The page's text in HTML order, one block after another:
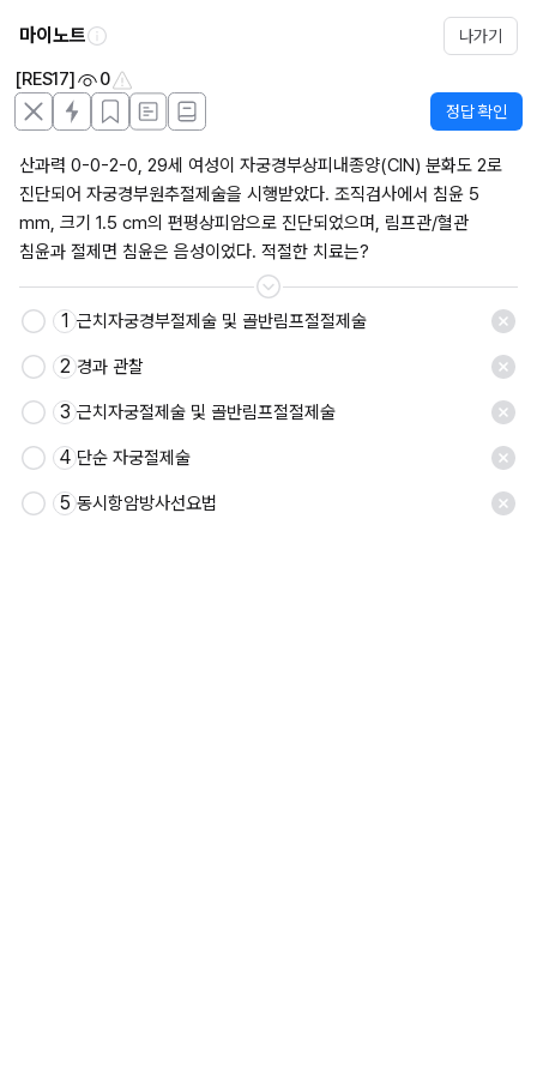
마이노트 나가기
[RES17] 0
정답 확인
산과력 0-0-2-0, 29세 여성이 자궁경부상피내종양(CIN) 분화도 2로
진단되어 자궁경부원추절제술을 시행받았다. 조직검사에서 침윤 5
mm, 크기 1.5 cm의 편평상피암으로 진단되었으며, 림프관/혈관
침윤과 절제면 침윤은 음성이었다. 적절한 치료는?
저장
1 근치자궁경부절제술 및 골반림프절절제술
2 경과 관찰
3 근치자궁절제술 및 골반림프절절제술
4 단순 자궁절제술
5 동시항암방사선요법